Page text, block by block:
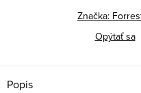
Značka:
Opýtať sa
Popis